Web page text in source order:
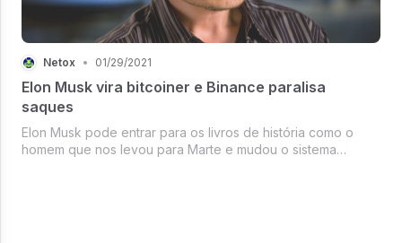
Netox • 01/29/2021
Elon Musk vira bitcoiner e Binance paralisa
saques
Elon Musk pode entrar para os livros de história como o
homem que nos levou para Marte e mudou o sistema